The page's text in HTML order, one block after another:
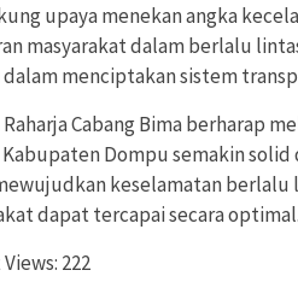
upaya menekan angka
masyarakat dalam berlalu
dalam menciptakan sistem
Raharja Cabang Bima berharap
Dompu semakin
keselamatan berlalu
dapat tercapai secara optimal.
222